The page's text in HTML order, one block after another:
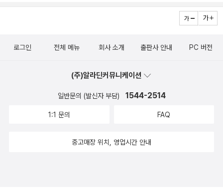
에 관한 전반적인 이야기를 다룬다. 1장은 중국 환경사의 시간과 공간
한 코끼리의 후퇴에 관한 내용이다. 상대商代의 북동 지역에서 코끼
일상적인 상품으로 여겼으며, 5세기 초엽에는 코끼리 코를 식용으로
리 서식했던 코끼리의 후퇴 양상은 인간이 야생동물에게 끊임없이 위
의 정착으로 야생동물의 위협이 상대적으로 감소하고 환경이 변화하
동아시아 중국의 역사를 보고자 하는 책이다. 동아시아 #총균쇠 일
시적으로 접근하여 커다란 그림을 그릴 수 있게 도와준다. 삽입된 개
의 장에선 너무 지엽적으로만 파고 드는게 아닌가 생각이 된다. 물론
몰두가 어려웠던 가장 큰 이유는 중국에 대한 나의 부족한 지식일 것
로그인 전체 메뉴 회사 소개 출판사 안내 PC 버전
(주)알라딘커뮤니케이션
일반문의 (발신자 부담) 1544-2514
1:1 문의 FAQ
중고매장 위치, 영업시간 안내